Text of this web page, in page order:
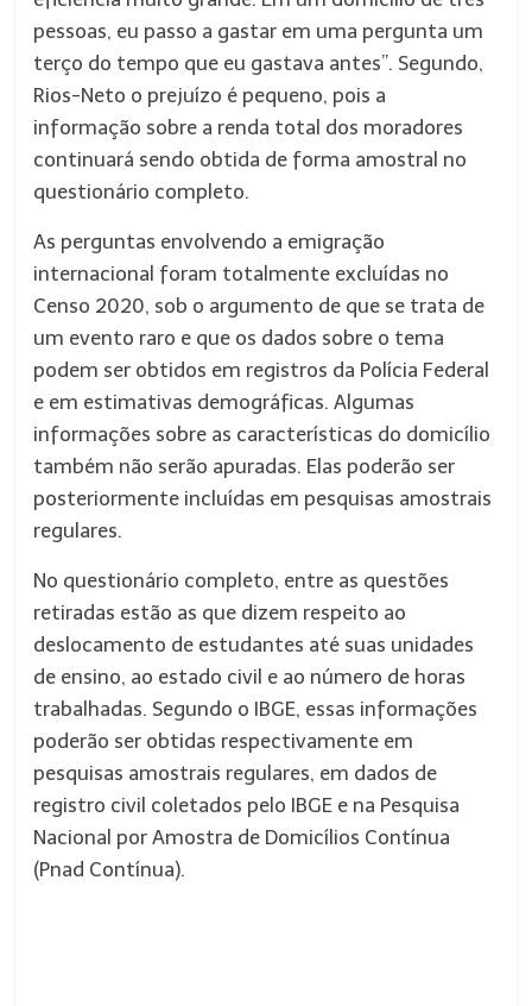
pessoas, eu passo a gastar em uma pergunta um
terço do tempo que eu gastava antes”. Segundo,
Rios-Neto o prejuízo é pequeno, pois a
informação sobre a renda total dos moradores
continuará sendo obtida de forma amostral no
questionário completo.
As perguntas envolvendo a emigração
internacional foram totalmente excluídas no
Censo 2020, sob o argumento de que se trata de
um evento raro e que os dados sobre o tema
podem ser obtidos em registros da Polícia Federal
e em estimativas demográficas. Algumas
informações sobre as características do domicílio
também não serão apuradas. Elas poderão ser
posteriormente incluídas em pesquisas amostrais
regulares.
No questionário completo, entre as questões
retiradas estão as que dizem respeito ao
deslocamento de estudantes até suas unidades
de ensino, ao estado civil e ao número de horas
trabalhadas. Segundo o IBGE, essas informações
poderão ser obtidas respectivamente em
pesquisas amostrais regulares, em dados de
registro civil coletados pelo IBGE e na Pesquisa
Nacional por Amostra de Domicílios Contínua
(Pnad Contínua).